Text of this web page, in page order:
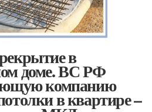
в
доме. ВС РФ
компанию
в квартире –